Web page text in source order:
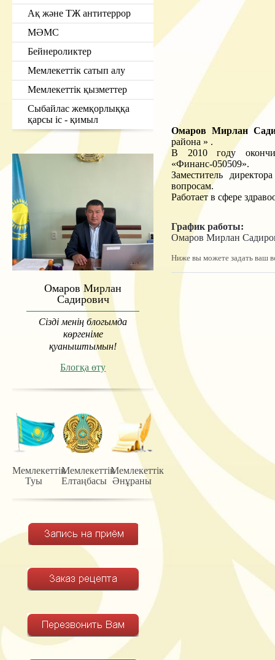
Ақ және ТЖ антитеррор
МӘМС
Бейнероликтер
Мемлекеттік сатып алу
Мемлекеттік қызметтер
Сыбайлас жемқорлыққа
қарсы іс - қимыл
Омаров Мирлан
Садирович
Сізді менің блогымда
көргеніме
қуаныштымын!
Блогқа өту
Мемлекеттiк
Туы
Мемлекеттiк
Елтаңбасы
Мемлекеттiк
Әнұраны
Омаров Мирлан
района » .
В 2010 году
«Финанс-050509».
Заместитель
вопросам.
Работает в сфере
График работы:
Омаров Мирлан
Ниже вы можете задать ваш